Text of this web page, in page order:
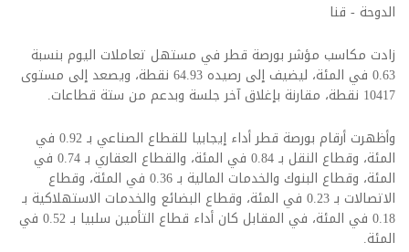
الدوحة - قنا
زادت مكاسب مؤشر بورصة قطر في مستهل تعاملات اليوم بنسبة
0.63 في المئة، ليضيف إلى رصيده 64.93 نقطة، ويصعد إلى مستوى
10417 نقطة، مقارنة بإغلاق آخر جلسة وبدعم من ستة قطاعات.
وأظهرت أرقام بورصة قطر أداء إيجابيا للقطاع الصناعي بـ 0.92 في
المئة، وقطاع النقل بـ 0.84 في المئة، والقطاع العقاري بـ 0.74 في
المئة، وقطاع البنوك والخدمات المالية بـ 0.36 في المئة، وقطاع
الاتصالات بـ 0.23 في المئة، وقطاع البضائع والخدمات الاستهلاكية بـ
0.18 في المئة، في المقابل كان أداء قطاع التأمين سلبيا بـ 0.52 في
المئة.